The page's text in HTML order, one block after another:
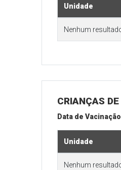
Unidade
Nenhum
CRIANÇAS
Data de
Unidade
Nenhum